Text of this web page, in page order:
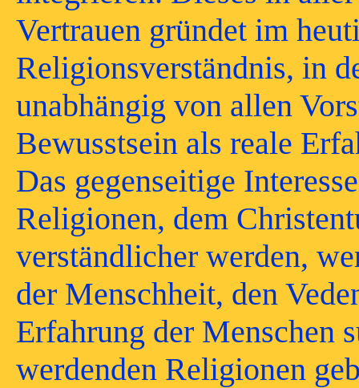
Vertrauen gründet im
Religionsverständnis, in
unabhängig von allen
Bewusstsein als reale
Das gegenseitige
Religionen, dem
verständlicher werden,
der Menschheit, den
Erfahrung der Menschen
werdenden Religionen